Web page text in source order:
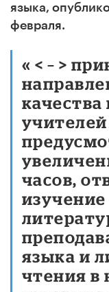
языка,
февраля.
« < – >
качества
часов,
изучение
языка и
чтения в